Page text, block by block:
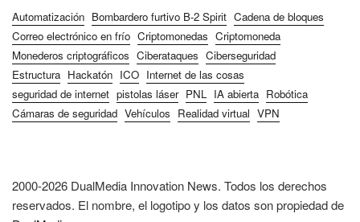
Automatización Bombardero furtivo B-2 Spirit Cadena de bloques
Correo electrónico en frío Criptomonedas Criptomoneda
Monederos criptográficos Ciberataques Ciberseguridad
Estructura Hackatón ICO Internet de las cosas
seguridad de internet pistolas láser PNL IA abierta Robótica
Cámaras de seguridad Vehículos Realidad virtual VPN
2000-2026 DualMedia Innovation News. Todos los derechos
reservados. El nombre, el logotipo y los datos son propiedad de